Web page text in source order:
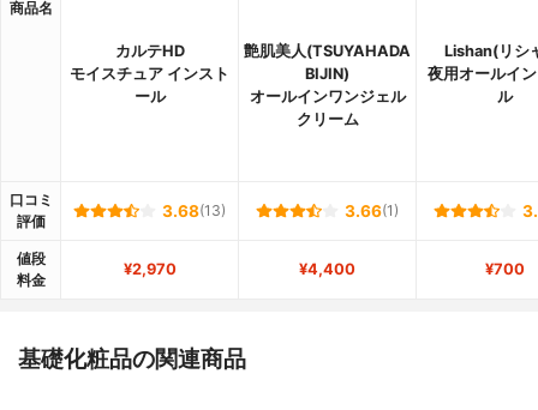
商品名
カルテHD
モイスチュア インスト
ール
艶肌美人(TSUYAHADA
BIJIN)
オールインワンジェル
クリーム
Lishan(リシ
夜用オールイ
ル
口コミ
評価
3.68(13) 3.66(1)
値段
料金
¥2,970 ¥4,400 ¥700
基礎化粧品の関連商品